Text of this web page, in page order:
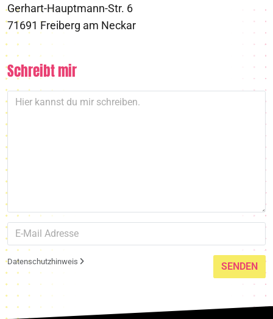
Gerhart-Hauptmann-Str. 6
71691 Freiberg am Neckar
Schreibt mir
Datenschutzhinweis SENDEN